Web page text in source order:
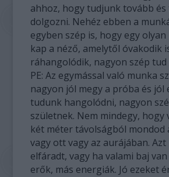
ahhoz, hogy tudjunk tovább és
dolgozni. Nehéz ebben a
egyben szép is, hogy egy
kap a néző, amelytől óvakodik
ráhangolódik, nagyon szép tud
PE: Az egymással való munka
nagyon jól megy a próba és jól
tudunk hangolódni, nagyon
születnek. Nem mindegy, hogy
két méter távolságból mondod
vagy ott vagy az aurájában. Azt
elfáradt, vagy ha valami baj van
erők, más energiák. Jó ezeket